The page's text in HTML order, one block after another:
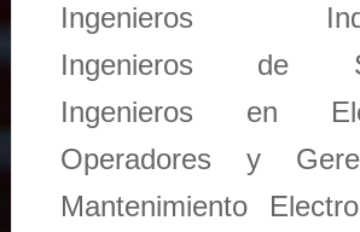
Ingenieros
Ingenieros de
Ingenieros en
Operadores y
Mantenimiento